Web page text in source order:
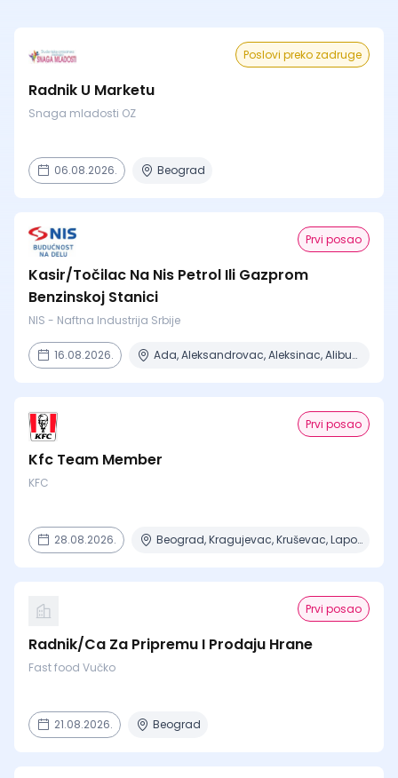
Poslovi preko zadruge
Radnik U Marketu
Snaga mladosti OZ
06.08.2026. Beograd
Prvi posao
Kasir/Točilac Na Nis Petrol Ili Gazprom
Benzinskoj Stanici
NIS - Naftna Industrija Srbije
16.08.2026. Ada, Aleksandrovac, Aleksinac, Alibunar, Apatin + 206 mesta
Prvi posao
Kfc Team Member
KFC
28.08.2026. Beograd, Kragujevac, Kruševac, Lapovo, Niš + 4 mesta
Prvi posao
Radnik/Ca Za Pripremu I Prodaju Hrane
Fast food Vučko
21.08.2026. Beograd